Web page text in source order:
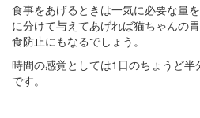
食事をあげるときは一気に必要な量
に分けて与えてあげれば猫ちゃんの
食防止にもなるでしょう。
時間の感覚としては1日のちょうど
です。